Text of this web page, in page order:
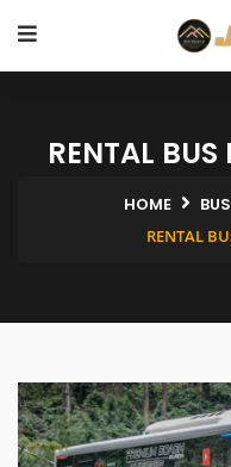
RENTAL
HOME
RENTAL